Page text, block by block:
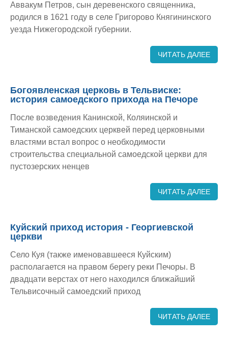
Аввакум Петров, сын деревенского священника,
родился в 1621 году в селе Григорово Княгининского
уезда Нижегородской губернии.
ЧИТАТЬ ДАЛЕЕ
Богоявленская церковь в Тельвиске:
история самоедского прихода на Печоре
После возведения Канинской, Коляинской и
Тиманской самоедских церквей перед церковными
властями встал вопрос о необходимости
строительства специальной самоедской церкви для
пустозерских ненцев
ЧИТАТЬ ДАЛЕЕ
Куйский приход история - Георгиевской
церкви
Село Куя (также именовавшееся Куйским)
располагается на правом берегу реки Печоры. В
двадцати верстах от него находился ближайший
Тельвисочный самоедский приход
ЧИТАТЬ ДАЛЕЕ